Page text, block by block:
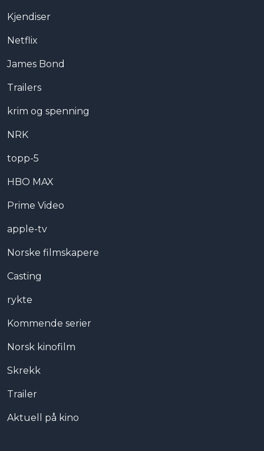
Kjendiser
Netflix
James Bond
Trailers
krim og spenning
NRK
topp-5
HBO MAX
Prime Video
apple-tv
Norske filmskapere
Casting
rykte
Kommende serier
Norsk kinofilm
Skrekk
Trailer
Aktuell på kino